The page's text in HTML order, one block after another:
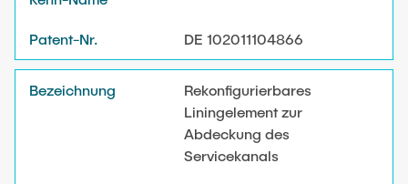
DE 102011104866
Rekonfigurierbares
Liningelement zur
Abdeckung des
Servicekanals